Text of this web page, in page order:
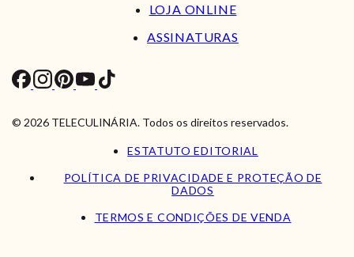
LOJA ONLINE
ASSINATURAS
© 2026 TELECULINÁRIA. Todos os direitos reservados.
ESTATUTO EDITORIAL
POLÍTICA DE PRIVACIDADE E PROTEÇÃO DE
DADOS
TERMOS E CONDIÇÕES DE VENDA